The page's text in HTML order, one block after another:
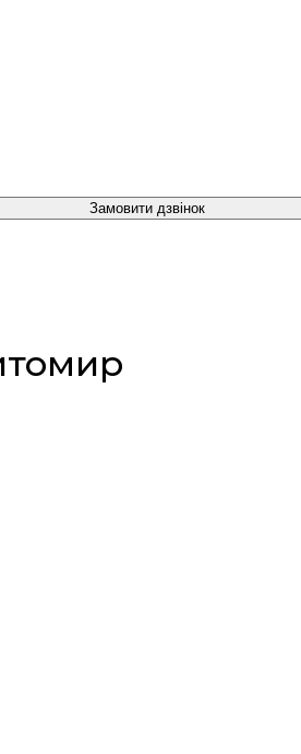
Замовити дзвінок